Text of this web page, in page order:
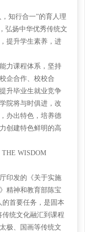
知行合一”的育人理
弘扬中华优秀传统文
提升学生素养，进
力课程体系，坚持
企合作、校校合
升毕业生就业竞争
院将与时俱进，改
办出特色，培养德
创建特色鲜明的高
WISDOM
印发的《关于实施
精神和教育部陈宝
的首要任务，是固本
统文化融汇到课程
极、国画等传统文